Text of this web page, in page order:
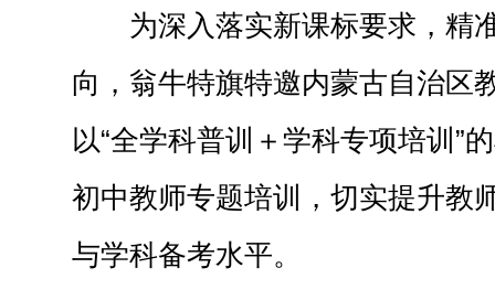
为深入落实新课标要求，精
向，翁牛特旗特邀内蒙古自治区
以“全学科普训＋学科专项培训”
初中教师专题培训，切实提升教
与学科备考水平。